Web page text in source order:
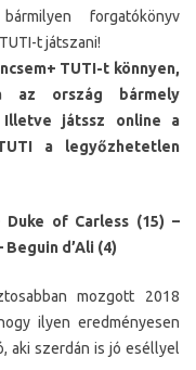
forgatókönyv
t játszani!
TUTI-t könnyen,
az ország bármely
Illetve játssz online a
a legyőzhetetlen
Duke of Carless (15) –
d’Ali (4)
mozgott 2018
ilyen eredményesen
aki szerdán is jó eséllyel